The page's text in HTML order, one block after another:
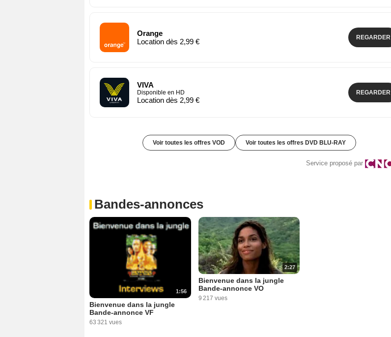
Orange
Location dès 2,99 €
REGARDER
VIVA
Disponible en HD
Location dès 2,99 €
REGARDER
Voir toutes les offres VOD Voir toutes les offres DVD BLU-RAY
Service proposé par
Bandes-annonces
1:56
Bienvenue dans la jungle
Bande-annonce VF
63 321 vues
2:27
Bienvenue dans la jungle
Bande-annonce VO
9 217 vues